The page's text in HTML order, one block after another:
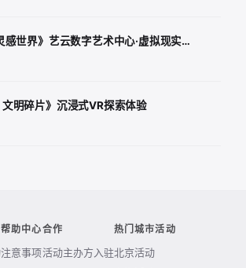
感世界》艺云数字艺术中心·虚拟现实…
文明碎片》沉浸式VR探索体验
帮助中心
注意事项
合作
活动主办方入驻
热门城市活动
北京活动